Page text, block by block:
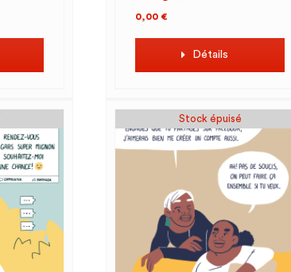
0,00 €
Détails
Stock épuisé